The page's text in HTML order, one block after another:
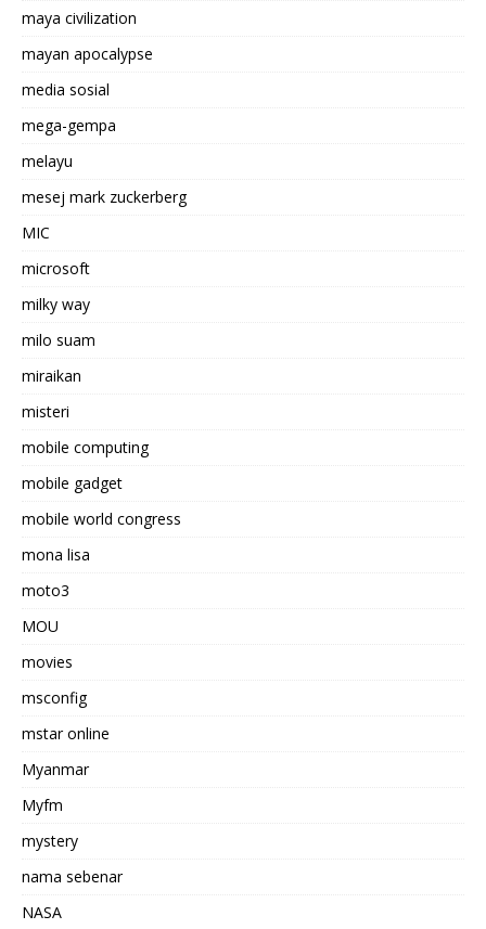
maya civilization
mayan apocalypse
media sosial
mega-gempa
melayu
mesej mark zuckerberg
MIC
microsoft
milky way
milo suam
miraikan
misteri
mobile computing
mobile gadget
mobile world congress
mona lisa
moto3
MOU
movies
msconfig
mstar online
Myanmar
Myfm
mystery
nama sebenar
NASA